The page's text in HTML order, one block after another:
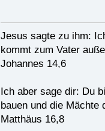
Jesus sagte zu ihm:
kommt zum Vater
Johannes 14,6
Ich aber sage dir: Du
bauen und die Mächte
Matthäus 16,8